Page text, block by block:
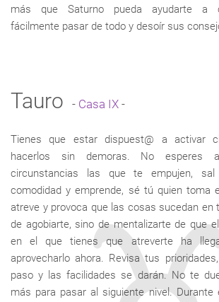
más que Saturno pueda ayudarte a
fácilmente pasar de todo y desoír sus
Tauro - Casa IX -
Tienes que estar dispuest@ a activar
hacerlos sin demoras. No esperes
circunstancias las que te empujen,
comodidad y emprende, sé tú quien toma
atreve y provoca que las cosas sucedan en
de agobiarte, sino de mentalizarte de que
en el que tienes que atreverte ha
aprovecharlo ahora. Revisa tus
paso y las facilidades se darán. No te
más para pasar al siguiente nivel. Durante